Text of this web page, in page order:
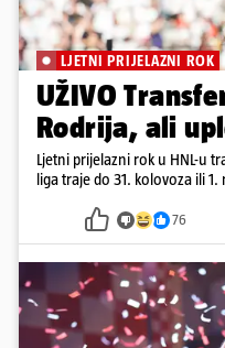
LJETNI PRIJELAZNI ROK
UŽIVO
Rodrija, ali
Ljetni prijelazni rok u HNL-u
liga traje do 31. kolovoza ili 1.
76